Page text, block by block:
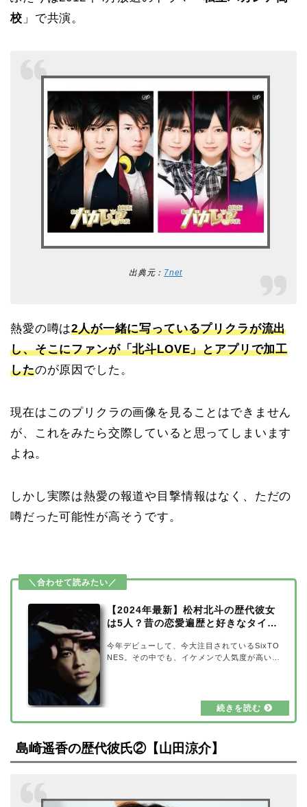
校 」で共演。
出典元： 7net
熱愛の噂は2人が一緒に写っているプリクラが流出
し、そこにファンが「北斗LOVE」とアプリで加工
したのが原因でした。
現在はこのプリクラの画像を見ることはできません
が、これをみたら交際していると思ってしまいます
よね。
しかし実際は熱愛の報道や目撃情報はなく、ただの
噂だった可能性が高そうです。
【2024年最新】松村北斗の歴代彼女
は5人？昔の恋愛遍歴と好きなタイプ
今年デビューして、今大注目されているSixTO
NES。その中でも、イケメンで人気度が高い松
こで、松村北斗さんの歴代彼女との昔の恋愛遍
歴や好きなタイプについて、2024年の最新の
lpress松村北斗さんの歴代彼女は5人いると言
われています。 高畑美月 広瀬アリス 島崎遥香
島崎遥香の歴代彼氏②【山田涼介】